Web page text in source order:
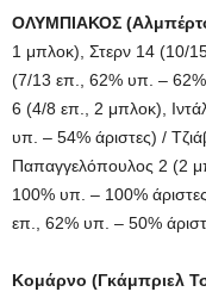
ΟΛΥΜΠΙΑΚΟΣ (Αλμπέρτο
1 μπλοκ), Στερν 14 (10/
(7/13 επ., 62% υπ. – 62%
6 (4/8 επ., 2 μπλοκ),
υπ. – 54% άριστες) /
Παπαγγελόπουλος 2 (2
100% υπ. – 100%
επ., 62% υπ. – 50%
Κομάρνο (Γκάμπριελ